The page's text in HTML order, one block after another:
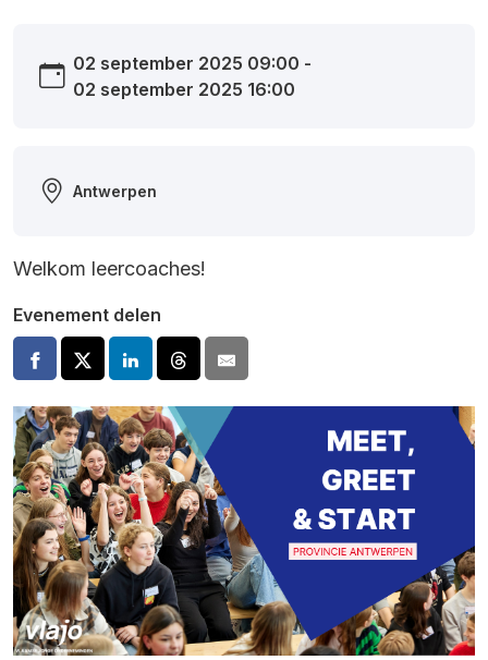
02 september 2025 09:00 -
02 september 2025 16:00
Antwerpen
Welkom leercoaches!
Evenement delen